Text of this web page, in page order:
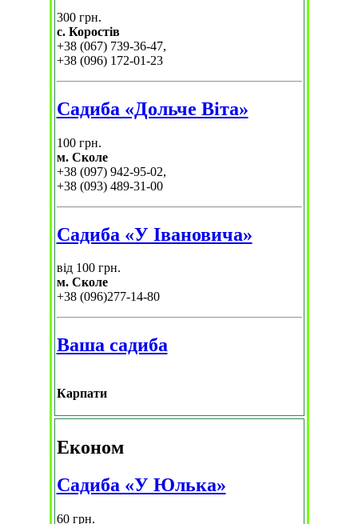
300 грн.
с. Коростів
+38 (067) 739-36-47,
+38 (096) 172-01-23
Садиба «Дольче Віта»
100 грн.
м. Сколе
+38 (097) 942-95-02,
+38 (093) 489-31-00
Садиба «У Івановича»
від 100 грн.
м. Сколе
+38 (096)277-14-80
Ваша садиба
Карпати
Економ
Садиба «У Юлька»
60 грн.